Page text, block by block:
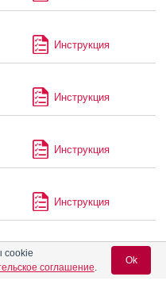
Инструкция
Инструкция
Инструкция
Инструкция
cookie
соглашение.
Ok